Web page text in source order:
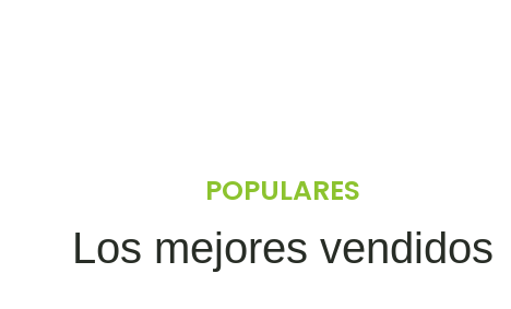
POPULARES
Los mejores vendidos